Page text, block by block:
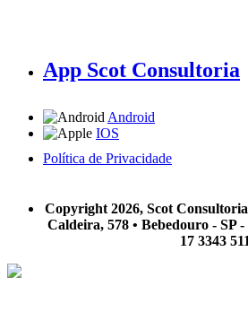
App Scot Consultoria
Android
IOS
Política de Privacidade
Copyright 2026, Scot
Caldeira, 578 • Bebedouro - SP
17 3343